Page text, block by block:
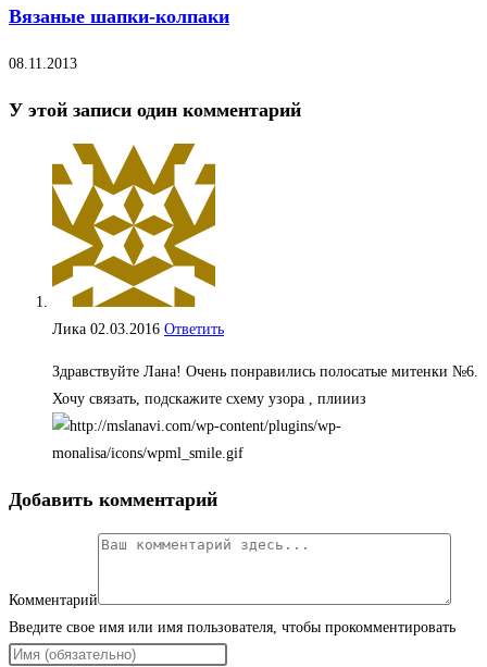
Вязаные шапки-колпаки
08.11.2013
У этой записи один комментарий
Лика 02.03.2016 Ответить
Здравствуйте Лана! Очень понравились полосатые митенки №6.
Хочу связать, подскажите схему узора , плиииз
Добавить комментарий
Комментарий
Введите свое имя или имя пользователя, чтобы прокомментировать